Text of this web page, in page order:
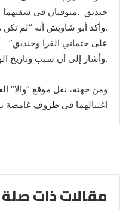
حنديق .متوفيان في شقتهما
.وأكد أبو شاويش أنه “لم تكن
على جثماني الفرا وحنديق”
.وأشار إلى أن سبب وتاريخ
ومن جهته، نقل موقع “والا”
اغتيالهما في ظروف غامضة
مقالات ذات صلة